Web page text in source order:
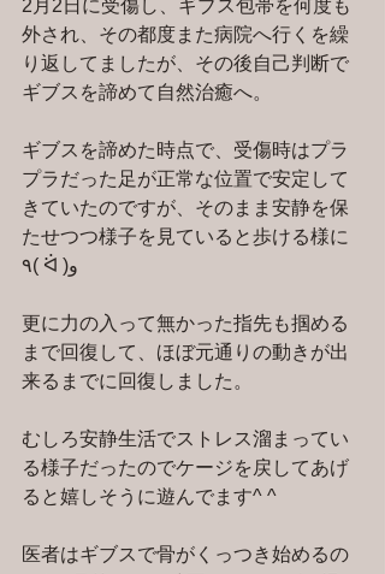
2月2日に受傷し、ギブス包帯を何度も
外され、その都度また病院へ行くを繰
り返してましたが、その後自己判断で
ギブスを諦めて自然治癒へ。
ギブスを諦めた時点で、受傷時はプラ
プラだった足が正常な位置で安定して
きていたのですが、そのまま安静を保
たせつつ様子を見ていると歩ける様に
٩( ᐛ )و
更に力の入って無かった指先も掴める
まで回復して、ほぼ元通りの動きが出
来るまでに回復しました。
むしろ安静生活でストレス溜まってい
る様子だったのでケージを戻してあげ
ると嬉しそうに遊んでます^ ^
医者はギブスで骨がくっつき始めるの